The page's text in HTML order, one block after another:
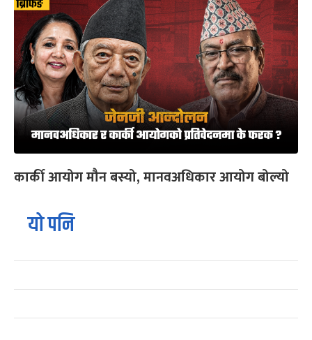
कार्की आयोग मौन बस्यो, मानवअधिकार आयोग बोल्यो
यो पनि